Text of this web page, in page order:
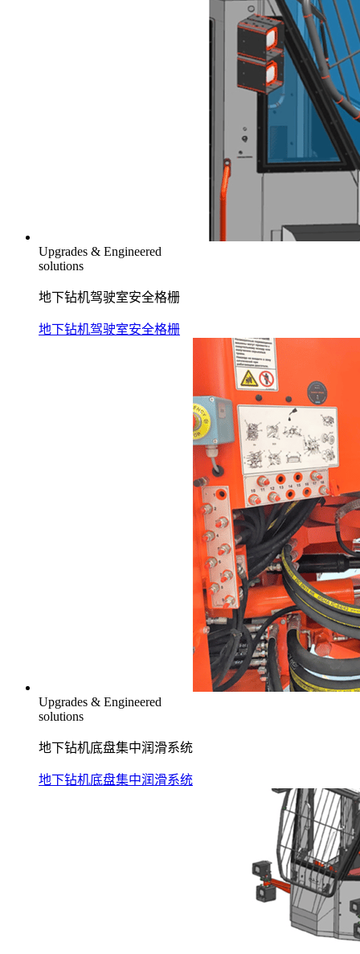
Upgrades & Engineered
solutions
地下钻机驾驶室安全格栅
地下钻机驾驶室安全格栅
Upgrades & Engineered
solutions
地下钻机底盘集中润滑系统
地下钻机底盘集中润滑系统